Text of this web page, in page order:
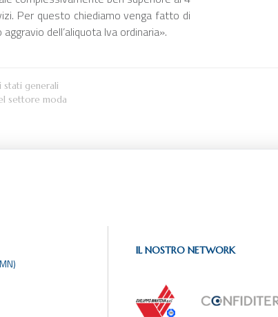
Per questo chiediamo venga fatto di
dell’aliquota Iva ordinaria».
stati generali
settore moda
IL NOSTRO NETWORK